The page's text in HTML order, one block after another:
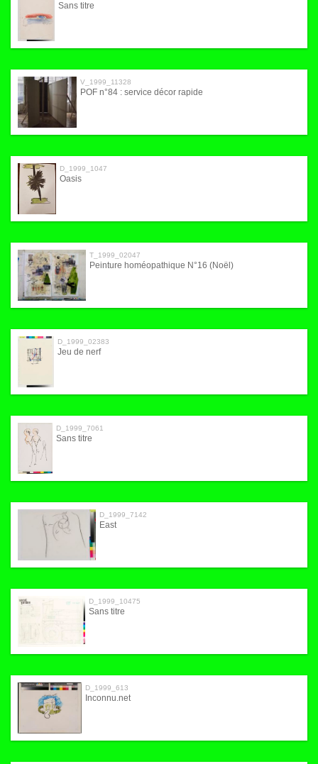
Sans titre
V_1999_11328
POF n°84 : service décor rapide
D_1999_1047
Oasis
T_1999_02047
Peinture homéopathique N°16 (Noël)
D_1999_02383
Jeu de nerf
D_1999_7061
Sans titre
D_1999_7142
East
D_1999_10475
Sans titre
D_1999_613
Inconnu.net